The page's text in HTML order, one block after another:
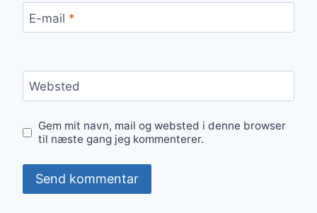
E-mail *
Websted
Gem mit navn, mail og websted i denne browser
til næste gang jeg kommenterer.